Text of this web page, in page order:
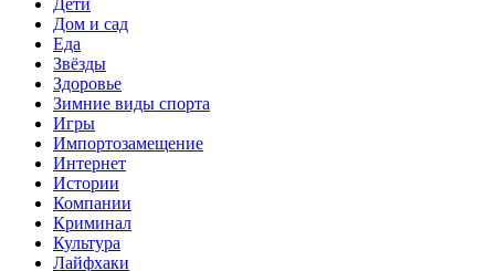
Дети
Дом и сад
Еда
Звёзды
Здоровье
Зимние виды спорта
Игры
Импортозамещение
Интернет
Истории
Компании
Криминал
Культура
Лайфхаки